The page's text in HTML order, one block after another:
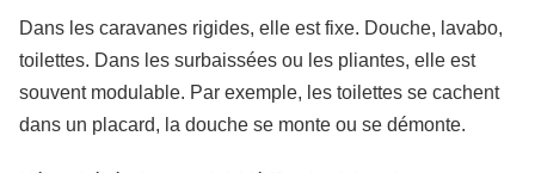
Dans les caravanes rigides, elle est fixe. Douche, lavabo,
toilettes. Dans les surbaissées ou les pliantes, elle est
souvent modulable. Par exemple, les toilettes se cachent
dans un placard, la douche se monte ou se démonte.